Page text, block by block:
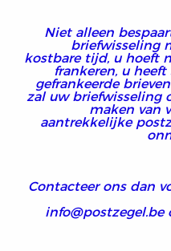
Niet alleen
briefwisseling
kostbare tijd, u hoeft
frankeren, u
gefrankeerde
zal uw briefwisseling
maken van
aantrekkelijke
Contacteer ons dan